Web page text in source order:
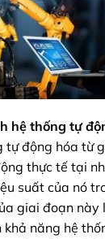
hệ thống tự
tự động hóa từ
thực tế tại
suất của nó
giai đoạn này
năng hệ